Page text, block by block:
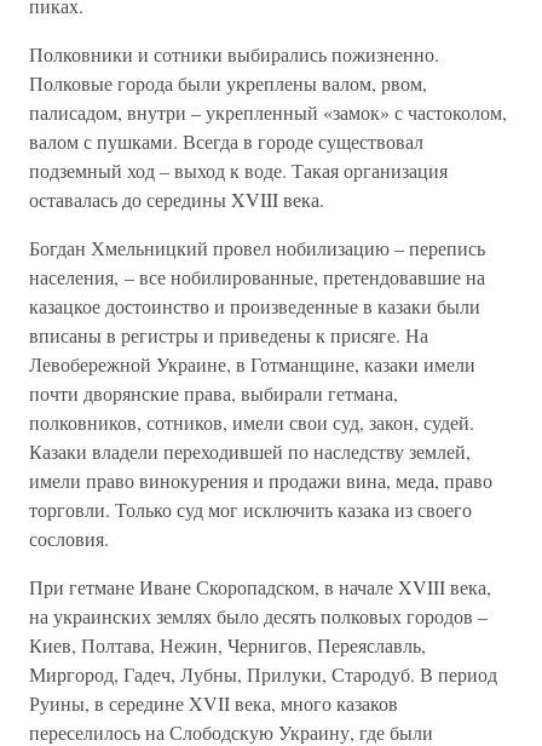
пиках.
Полковники и сотники выбирались пожизненно.
Полковые города были укреплены валом, рвом,
палисадом, внутри – укрепленный «замок» с частоколом,
валом с пушками. Всегда в городе существовал
подземный ход – выход к воде. Такая организация
оставалась до середины XVIII века.
Богдан Хмельницкий провел нобилизацию – перепись
населения, – все нобилированные, претендовавшие на
казацкое достоинство и произведенные в казаки были
вписаны в регистры и приведены к присяге. На
Левобережной Украине, в Готманщине, казаки имели
почти дворянские права, выбирали гетмана,
полковников, сотников, имели свои суд, закон, судей.
Казаки владели переходившей по наследству землей,
имели право винокурения и продажи вина, меда, право
торговли. Только суд мог исключить казака из своего
сословия.
При гетмане Иване Скоропадском, в начале XVIII века,
на украинских землях было десять полковых городов –
Киев, Полтава, Нежин, Чернигов, Переяславль,
Миргород, Гадеч, Лубны, Прилуки, Стародуб. В период
Руины, в середине XVII века, много казаков
переселилось на Слободскую Украину, где были